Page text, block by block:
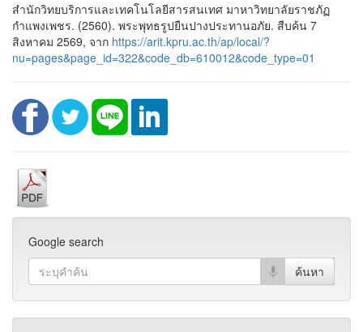
สำนักวิทยบริการและเทคโนโลยีสารสนเทศ มาหาวิทยาลัยราชภัฏ
กำแพงเพชร. (2560). พระพุทธรูปยืนปางประทานอภัย. สืบค้น 7
สิงหาคม 2569, จาก https://arit.kpru.ac.th/ap/local/?
nu=pages&page_id=322&code_db=610012&code_type=01
Google search